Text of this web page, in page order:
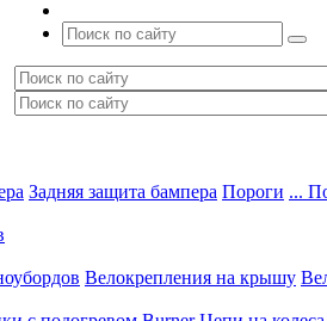
Задняя защита бампера Пороги ...
Велокрепления на крышу